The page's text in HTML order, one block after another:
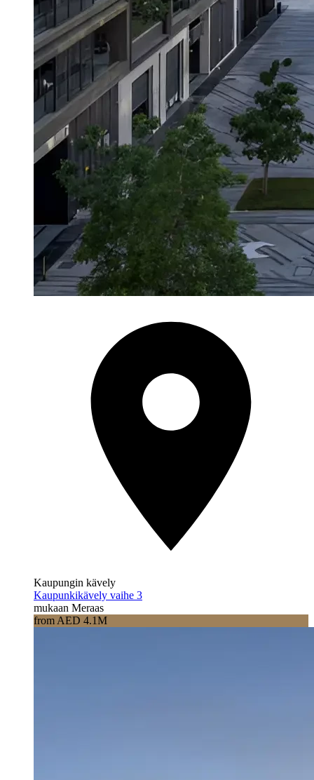
Kaupungin kävely
Kaupunkikävely vaihe 3
mukaan Meraas
from AED 4.1M